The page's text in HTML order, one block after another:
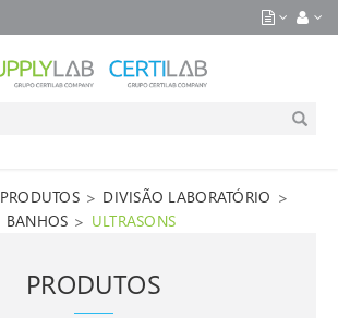
PRODUTOS > DIVISÃO LABORATÓRIO >
BANHOS > ULTRASONS
PRODUTOS